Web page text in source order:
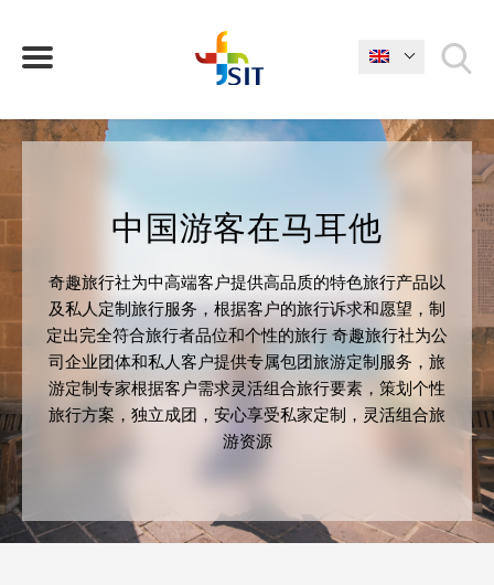
中国游客在马耳他
奇趣旅行社为中高端客户提供高品质的特色旅行产品以
及私人定制旅行服务，根据客户的旅行诉求和愿望，制
定出完全符合旅行者品位和个性的旅行 奇趣旅行社为公
司企业团体和私人客户提供专属包团旅游定制服务，旅
游定制专家根据客户需求灵活组合旅行要素，策划个性
旅行方案，独立成团，安心享受私家定制，灵活组合旅
游资源